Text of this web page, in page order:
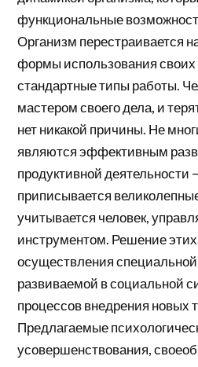
функциональные
Организм перестраивается
формы использования своих
стандартные типы работы.
мастером своего дела, и
нет никакой причины. Не
являются эффективным
продуктивной деятельности
приписывается
учитывается человек,
инструментом. Решение
осуществления
развиваемой в социальной
процессов внедрения новых
Предлагаемые
усовершенствования,